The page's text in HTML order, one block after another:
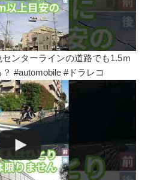
センターラインの道路でも1.5ｍ
#automobile #ドラレコ